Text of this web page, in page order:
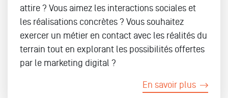
attire ? Vous aimez les interactions sociales et
les réalisations concrètes ? Vous souhaitez
exercer un métier en contact avec les réalités du
terrain tout en explorant les possibilités offertes
par le marketing digital ?
En savoir plus